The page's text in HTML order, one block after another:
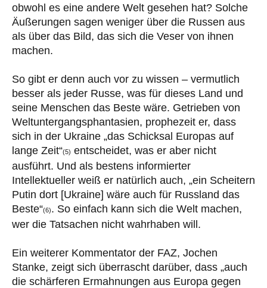
obwohl es eine andere Welt gesehen hat? Solche
Äußerungen sagen weniger über die Russen aus
als über das Bild, das sich die Veser von ihnen
machen.
So gibt er denn auch vor zu wissen – vermutlich
besser als jeder Russe, was für dieses Land und
seine Menschen das Beste wäre. Getrieben von
Weltuntergangsphantasien, prophezeit er, dass
sich in der Ukraine „das Schicksal Europas auf
lange Zeit“(5) entscheidet, was er aber nicht
ausführt. Und als bestens informierter
Intellektueller weiß er natürlich auch, „ein Scheitern
Putin dort [Ukraine] wäre auch für Russland das
Beste“(6). So einfach kann sich die Welt machen,
wer die Tatsachen nicht wahrhaben will.
Ein weiterer Kommentator der FAZ, Jochen
Stanke, zeigt sich überrascht darüber, dass „auch
die schärferen Ermahnungen aus Europa gegen